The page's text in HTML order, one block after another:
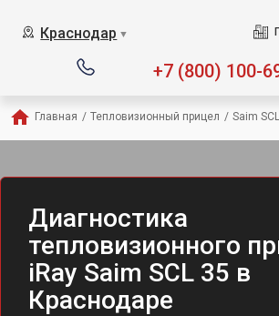
Краснодар ▼
+7 (800) 100-
Главная / Тепловизионный прицел / Saim
Диагностика
тепловизионного
iRay Saim SCL 35 в
Краснодаре